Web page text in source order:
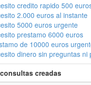
credito rapido 500
2.000 euros al instante
5000 euros urgente
prestamo 6000 euros
de 10000 euros
dinero sin preguntas ni
creadas